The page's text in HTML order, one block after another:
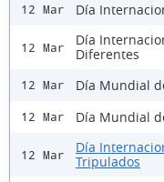
12 Mar Día
12 Mar
Día
Diferentes
12 Mar Día Mundial
12 Mar Día Mundial
12 Mar
Día
Tripulados